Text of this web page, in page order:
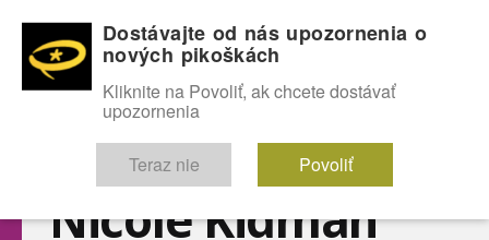
OMG! SEXICE
Nicole Kidman
Dostávajte od nás upozornenia o
nových pikoškách
Kliknite na Povoliť, ak chcete dostávať
upozornenia
Teraz nie Povoliť